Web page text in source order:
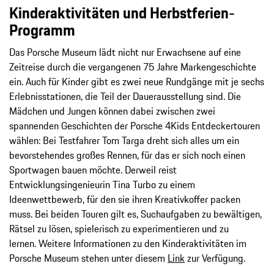
Kinderaktivitäten und Herbstferien-
Programm
Das Porsche Museum lädt nicht nur Erwachsene auf eine
Zeitreise durch die vergangenen 75 Jahre Markengeschichte
ein. Auch für Kinder gibt es zwei neue Rundgänge mit je sechs
Erlebnisstationen, die Teil der Dauerausstellung sind. Die
Mädchen und Jungen können dabei zwischen zwei
spannenden Geschichten der Porsche 4Kids Entdeckertouren
wählen: Bei Testfahrer Tom Targa dreht sich alles um ein
bevorstehendes großes Rennen, für das er sich noch einen
Sportwagen bauen möchte. Derweil reist
Entwicklungsingenieurin Tina Turbo zu einem
Ideenwettbewerb, für den sie ihren Kreativkoffer packen
muss. Bei beiden Touren gilt es, Suchaufgaben zu bewältigen,
Rätsel zu lösen, spielerisch zu experimentieren und zu
lernen. Weitere Informationen zu den Kinderaktivitäten im
Porsche Museum stehen unter diesem Linkzur Verfügung.